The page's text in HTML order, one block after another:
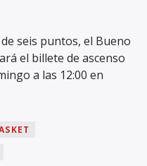
seis puntos, el Bueno
el billete de ascenso
a las 12:00 en